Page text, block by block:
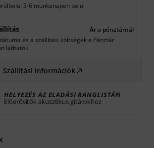
3-6 munkanapon belül
Ár a pénztárnál
és a szállítási költségek a Pénztár
láthatók.
Szállítási információk
HELYEZÉS AZ ELADÁSI RANGLISTÁN
Előerősítők akusztikus gitárokhoz